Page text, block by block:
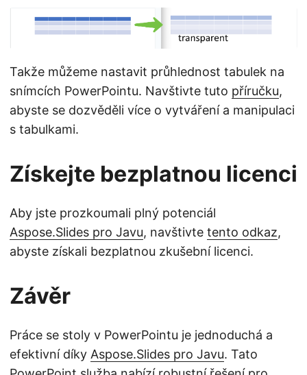
Takže můžeme nastavit průhlednost tabulek na
snímcích PowerPointu. Navštivte tuto příručku,
abyste se dozvěděli více o vytváření a manipulaci
s tabulkami.
Získejte bezplatnou licenci
Aby jste prozkoumali plný potenciál
Aspose.Slides pro Javu, navštivte tento odkaz,
abyste získali bezplatnou zkušební licenci.
Závěr
Práce se stoly v PowerPointu je jednoduchá a
efektivní díky Aspose.Slides pro Javu. Tato